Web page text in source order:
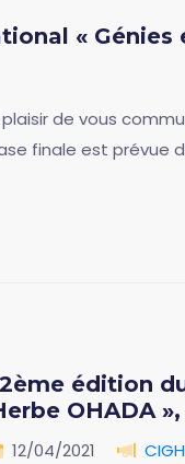
« Génies
de vous
finale est prévue
édition
OHADA
12/04/2021